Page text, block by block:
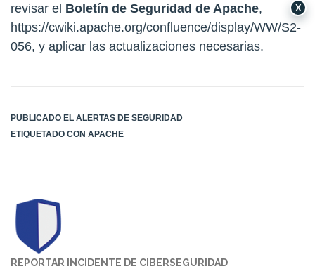
revisar el Boletín de Seguridad de Apache,
https://cwiki.apache.org/confluence/display/WW/S2-
056, y aplicar las actualizaciones necesarias.
PUBLICADO EL ALERTAS DE SEGURIDAD
ETIQUETADO CON APACHE
REPORTAR INCIDENTE DE CIBERSEGURIDAD
X